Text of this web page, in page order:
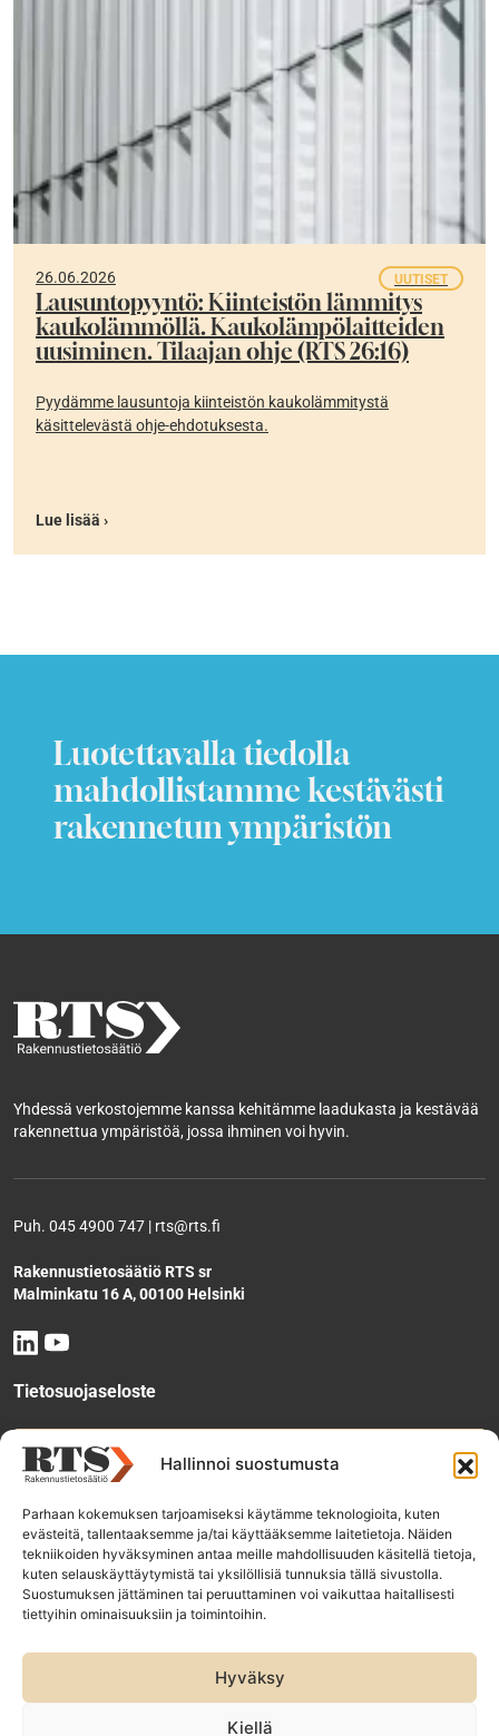
Hallinnoi suostumusta
Parhaan kokemuksen tarjoamiseksi käytämme teknologioita, kuten
evästeitä, tallentaaksemme ja/tai käyttääksemme laitetietoja. Näiden
tekniikoiden hyväksyminen antaa meille mahdollisuuden käsitellä tietoja,
kuten selauskäyttäytymistä tai yksilöllisiä tunnuksia tällä sivustolla.
Suostumuksen jättäminen tai peruuttaminen voi vaikuttaa haitallisesti
tiettyihin ominaisuuksiin ja toimintoihin.
Hyväksy
Kiellä
26.06.2026 UUTISET
Lausuntopyyntö: Kiinteistön lämmitys
kaukolämmöllä. Kaukolämpölaitteiden
uusiminen. Tilaajan ohje (RTS 26:16)
Pyydämme lausuntoja kiinteistön kaukolämmitystä
käsittelevästä ohje-ehdotuksesta.
Lue lisää ›
Luotettavalla tiedolla
mahdollistamme kestävästi
rakennetun ympäristön
Yhdessä verkostojemme kanssa kehitämme laadukasta ja kestävää
rakennettua ympäristöä, jossa ihminen voi hyvin.
Puh. 045 4900 747 | rts@rts.fi
Rakennustietosäätiö RTS sr
Malminkatu 16 A, 00100 Helsinki
Tietosuojaseloste
Tee käyttölupahakemus
Tilaa uutiskirje